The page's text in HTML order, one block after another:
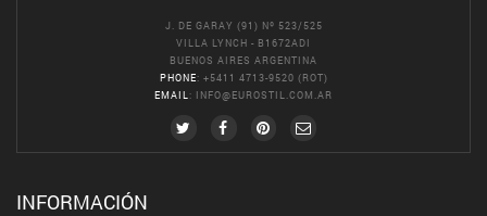
J. DE GARAY (91) Nº 523/525
VILLA LYNCH - B1672ADI
BUENOS AIRES ARGENTINA
PHONE: +5411 4713-9520 (ROT)
EMAIL : INFO@EUROSTIL.COM.AR
INFORMACIÓN